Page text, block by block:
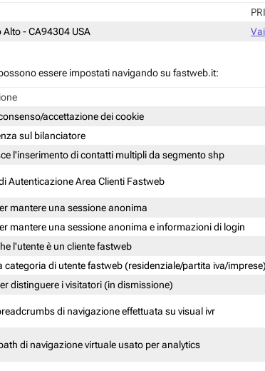
Alto - CA94304 USA
essere impostati navigando su fastweb.it:
accettazione dei cookie
sul bilanciatore
l'inserimento di contatti multipli da segmento shp
Autenticazione Area Clienti Fastweb
mantere una sessione anonima
mantere una sessione anonima e informazioni di login
l'utente è un cliente fastweb
categoria di utente fastweb (residenziale/partita iva/
distinguere i visitatori (in dismissione)
di navigazione effettuata su visual ivr
di navigazione virtuale usato per analytics